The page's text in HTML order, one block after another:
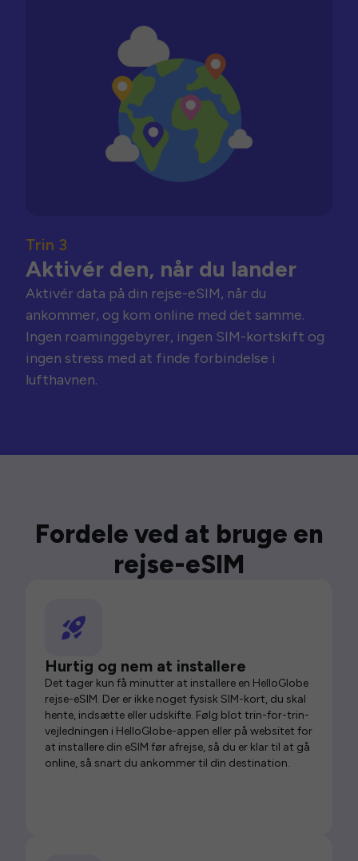
Trin 3
Aktivér den, når du lander
Aktivér data på din rejse-eSIM, når du
ankommer, og kom online med det samme.
Ingen roaminggebyrer, ingen SIM-kortskift og
ingen stress med at finde forbindelse i
lufthavnen.
Fordele ved at bruge en
rejse-eSIM
Hurtig og nem at installere
Det tager kun få minutter at installere en HelloGlobe
rejse-eSIM. Der er ikke noget fysisk SIM-kort, du skal
hente, indsætte eller udskifte. Følg blot trin-for-trin-
vejledningen i HelloGlobe-appen eller på websitet for
at installere din eSIM før afrejse, så du er klar til at gå
online, så snart du ankommer til din destination.